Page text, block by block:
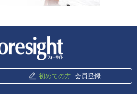
初めての方 会員登録